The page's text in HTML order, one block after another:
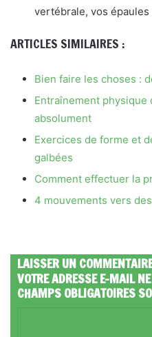
vertébrale, vos
ARTICLES SIMILAIRES :
Bien faire les choses :
Entraînement physique
absolument
Exercices de forme et
galbées
Comment effectuer la
4 mouvements vers
LAISSER UN
VOTRE ADRESSE E-MAIL
CHAMPS OBLIGATOIRES